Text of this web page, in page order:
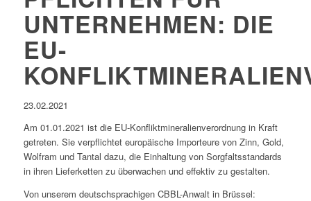
UNTERNEHMEN: DIE
EU-
23.02.2021
Am 01.01.2021 ist die EU-Konfliktmineralienverordnung in Kraft
getreten. Sie verpflichtet europäische Importeure von Zinn, Gold,
Wolfram und Tantal dazu, die Einhaltung von Sorgfaltsstandards
in ihren Lieferketten zu überwachen und effektiv zu gestalten.
Von unserem deutschsprachigen CBBL-Anwalt in Brüssel: